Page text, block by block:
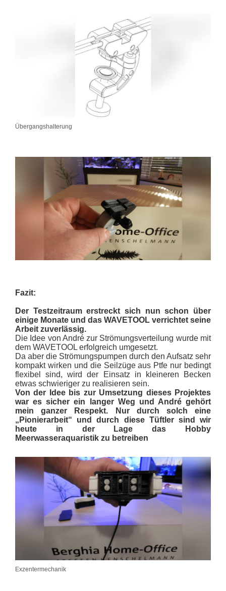
Übergangshalterung
Fazit:
Der Testzeitraum erstreckt sich nun schon über
einige Monate und das WAVETOOL verrichtet seine
Arbeit zuverlässig.
Die Idee von André zur Strömungsverteilung wurde mit
dem WAVETOOL erfolgreich umgesetzt.
Da aber die Strömungspumpen durch den Aufsatz sehr
kompakt wirken und die Seilzüge aus Ptfe nur bedingt
flexibel sind, wird der Einsatz in kleineren Becken
etwas schwieriger zu realisieren sein.
Von der Idee bis zur Umsetzung dieses Projektes
war es sicher ein langer Weg und André gehört
mein ganzer Respekt. Nur durch solch eine
„Pionierarbeit“ und durch diese Tüftler sind wir
heute in der Lage das Hobby
Meerwasseraquaristik zu betreiben
Exzentermechanik